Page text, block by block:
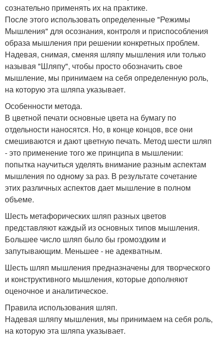
сознательно применять их на практике.
После этого использовать определенные "Режимы
Мышления" для осознания, контроля и приспособления
образа мышления при решении конкретных проблем.
Надевая, снимая, сменяя шляпу мышления или только
называя "Шляпу", чтобы просто обозначить свое
мышление, мы принимаем на себя определенную роль,
на которую эта шляпа указывает.
Особенности метода.
В цветной печати основные цвета на бумагу по
отдельности наносятся. Но, в конце концов, все они
смешиваются и дают цветную печать. Метод шести шляп
- это применение того же принципа в мышлении:
попытка научиться уделять внимание разным аспектам
мышления по одному за раз. В результате сочетание
этих различных аспектов дает мышление в полном
объеме.
Шесть метафорических шляп разных цветов
представляют каждый из основных типов мышления.
Большее число шляп было бы громоздким и
запутывающим. Меньшее - не адекватным.
Шесть шляп мышления предназначены для творческого
и конструктивного мышления, которые дополняют
оценочное и аналитическое.
Правила использования шляп.
Надевая шляпу мышления, мы принимаем на себя роль,
на которую эта шляпа указывает.